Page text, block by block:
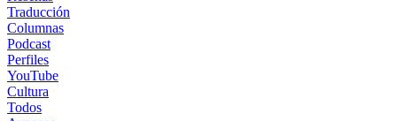
Traducción
Columnas
Podcast
Perfiles
YouTube
Cultura
Todos